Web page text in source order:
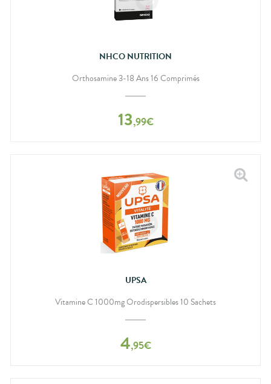
NHCO NUTRITION
Orthosamine 3-18 Ans 16 Comprimés
13,99€
UPSA
Vitamine C 1000mg Orodispersibles 10 Sachets
4,95€